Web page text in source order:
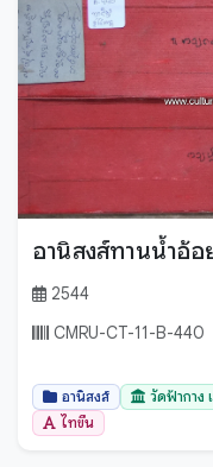
อานิสงส์ทานน้ำอ้อ
2544
CMRU-CT-11-B-440
อานิสงส์ วัดฟ้ากาง
ไทขึน